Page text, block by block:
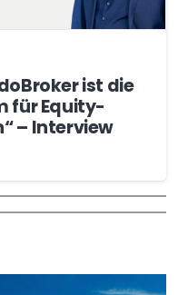
ist die
für Equity-
– Interview